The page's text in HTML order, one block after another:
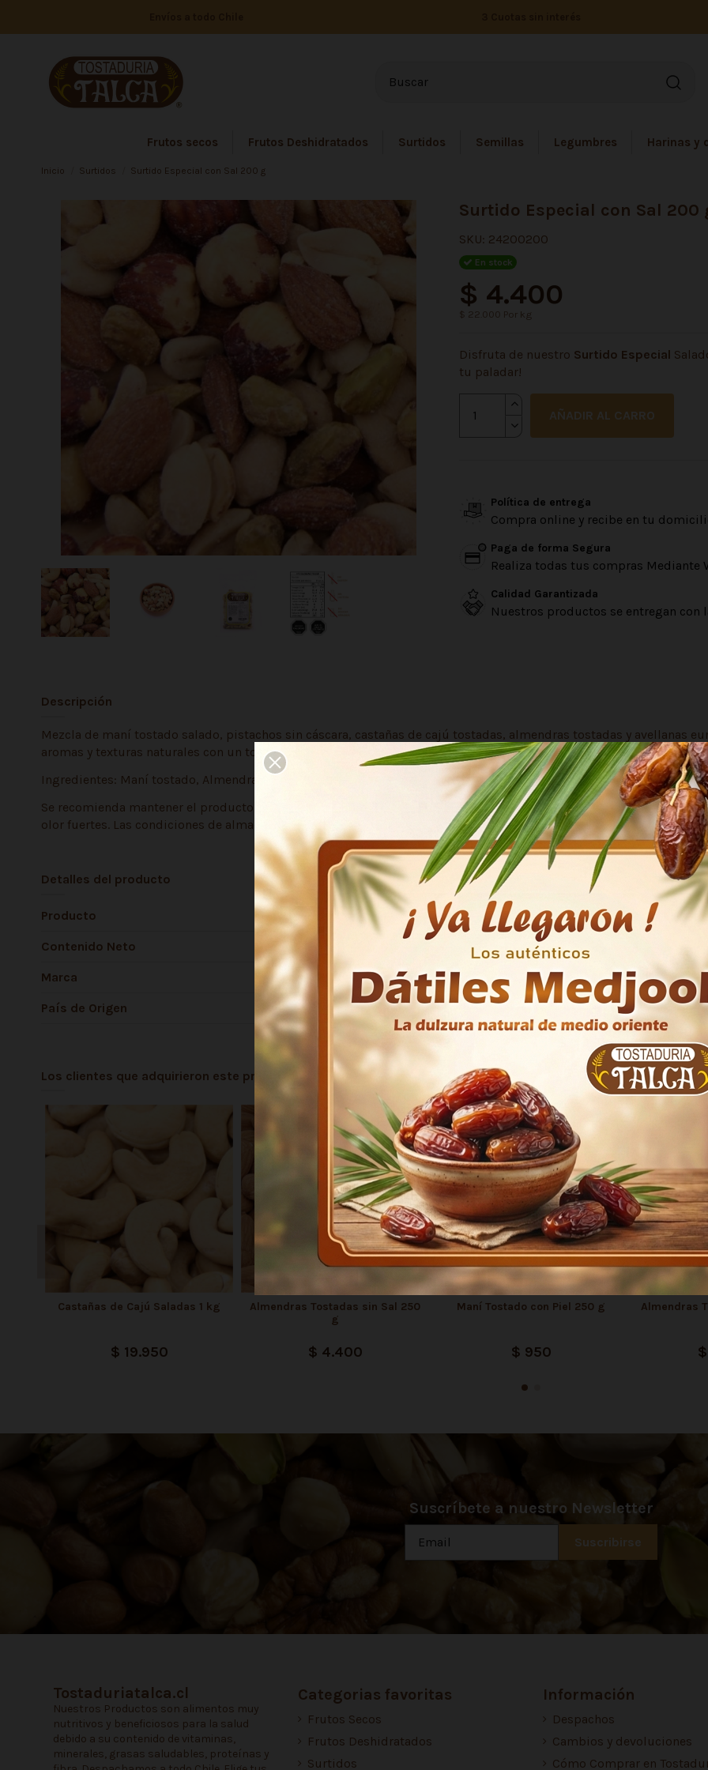
Frutos secos Frutos Deshidratados Surtidos Semillas Legumbres Harinas y
Inicio Surtidos Surtido Especial con Sal 200 g
Surtido Especial con Sal 200
SKU: 24200200
En stock
$ 4.400
$ 22.000 Por kg
Disfruta de nuestro Surtido Especial
tu paladar!
AÑADIR AL CARRO
Política de entrega
Compra online y recibe en tu
Paga de forma Segura
Realiza todas tus compras Mediante
Calidad Garantizada
Nuestros productos se entregan con
Descripción
Mezcla de maní tostado salado, pistachos sin cáscara, castañas de cajú tostadas, almendras tostadas y avellanas
aromas y texturas naturales con un toque de sal ideal para coctelería y compartir.
Ingredientes: Maní tostado, Almendras tostadas, Castañas de cajú tostadas, Avellanas europeas tostadas,
Se recomienda mantener el producto en su envase original y consumir a la brevedad. Conservar en ambientes
olor fuertes. Las condiciones de almacenamiento influyen significativamente en su duración.
Detalles del producto
Producto Surtido mix especial
Contenido Neto 200 g
Marca Tostaduría Talca
País de Origen Chile
Los clientes que adquirieron este producto también compraron:
Castañas de Cajú Saladas 1 kg
$ 19.950
Almendras Tostadas sin Sal 250
g
$ 4.400
Maní Tostado con Piel 250 g
$ 950
Almendras
Suscríbete a nuestro Newsletter
Tostaduriatalca.cl
Nuestros Productos son alimentos muy
nutritivos y beneficiosos para la salud
debido a su contenido de vitaminas,
minerales, grasas saludables, proteínas y
Categorias favoritas
Frutos Secos
Frutos Deshidratados
Surtidos
Información
Despachos
Cambios y devoluciones
Cómo Comprar en